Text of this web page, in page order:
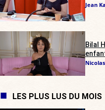
Jean
Bilal
LES PLUS LUS DU MOIS